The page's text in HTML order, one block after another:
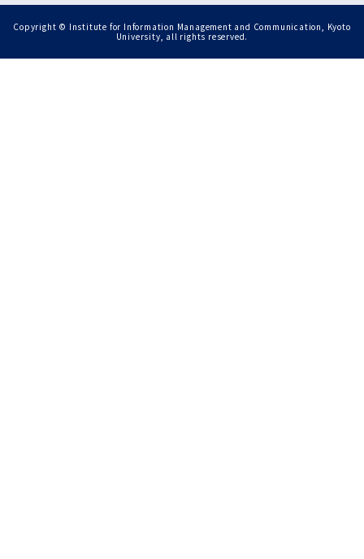
Copyright © Institute for Information Management and Communication, Kyoto
University, all rights reserved.